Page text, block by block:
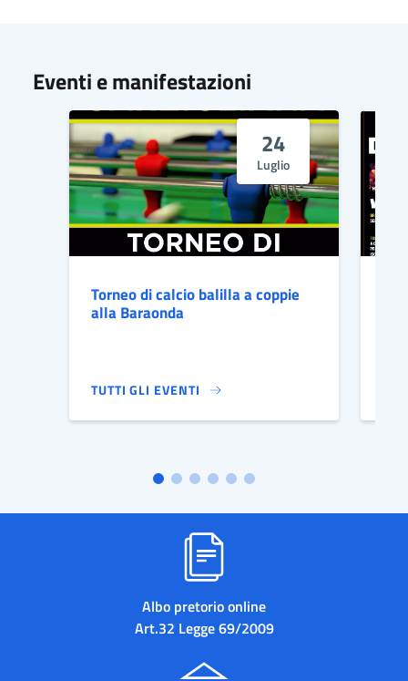
Eventi e manifestazioni
24
Luglio
Torneo di calcio balilla a coppie
alla Baraonda
TUTTI GLI EVENTI
TORNEO DI CALCIO BALILLA A COPPIE ALLA
Albo pretorio online
Art.32 Legge 69/2009